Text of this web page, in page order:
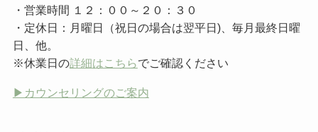
・営業時間 １２：００～２０：３０
・定休日：月曜日（祝日の場合は翌平日)、毎月最終日曜
日、他。
※休業日の詳細はこちらでご確認ください
▶︎カウンセリングのご案内